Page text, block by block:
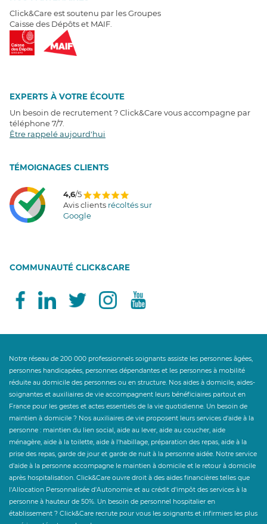
Click&Care est soutenu par les Groupes
Caisse des Dépôts et MAIF.
EXPERTS À VOTRE ÉCOUTE
Un besoin de recrutement ? Click&Care vous accompagne par
téléphone 7/7
Être rappelé aujourd'hui
TÉMOIGNAGES CLIENTS
4,6/5
Avis clients récoltés sur
Google
COMMUNAUTÉ CLICK&CARE
Notre réseau de 200 000 professionnels soignants assiste les personnes âgées,
personnes handicapées, personnes dépendantes et les personnes à mobilité
réduite au domicile des personnes ou en structure. Nos aides à domicile, aides-
soignantes et auxiliaires de vie accompagnent leurs bénéficiaires partout en
France pour les gestes et actes essentiels de la vie quotidienne. Un besoin de
maintien à domicile ? Nos auxiliaires de vie proposent leurs services d'aide à la
personne : maintien du lien social, aide au lever, aide au coucher, aide
ménagère, aide à la toilette, aide à l'habillage, préparation des repas, aide à la
prise des repas, garde de jour et garde de nuit à la personne aidée. Notre service
d'aide à la personne accompagne le maintien à domicile et le retour à domicile
après hospitalisation. Click&Care ouvre droit à des aides financières telles que
l'Allocation Personnalisée d'Autonomie et au crédit d'impôt des services à la
personne à hauteur de 50%. Un besoin de personnel hospitalier en
établissement ? Click&Care recrute pour vous les soignants et infirmiers les plus